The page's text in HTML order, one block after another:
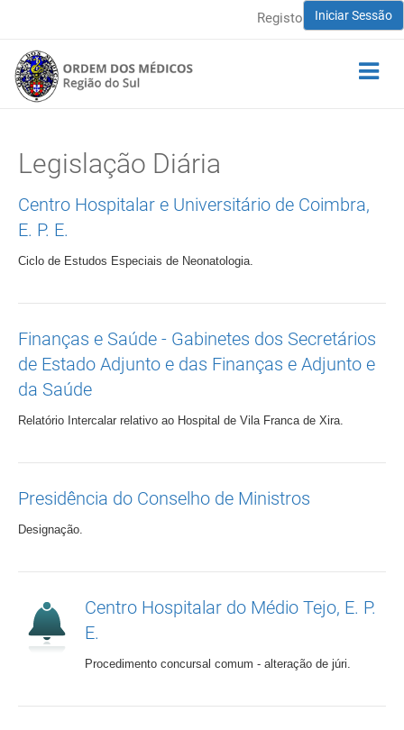
Iniciar Sessão
Registo
Legislação Diária
Centro Hospitalar e Universitário de Coimbra,
E. P. E.
Ciclo de Estudos Especiais de Neonatologia.
Finanças e Saúde - Gabinetes dos Secretários
de Estado Adjunto e das Finanças e Adjunto e
da Saúde
Relatório Intercalar relativo ao Hospital de Vila Franca de Xira.
Presidência do Conselho de Ministros
Designação.
Centro Hospitalar do Médio Tejo, E. P.
E.
Procedimento concursal comum - alteração de júri.